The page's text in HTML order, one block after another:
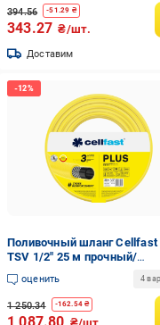
полива
394.56 -51.29 ₴
343.27 ₴/шт.
Доставим
Поливочный шланг Cellfast
TSV 1/2" 25 м прочный/
износостойкий/легкий и
для ежедневного полива
оценить 4
1 250.34 -162.54 ₴